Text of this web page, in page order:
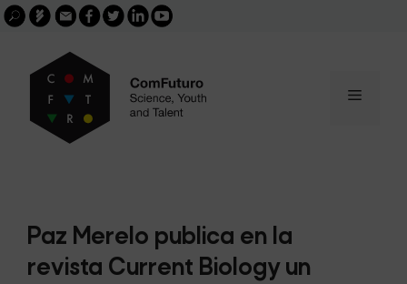
Skip
to
content
buscar
Search
for:
FGCSICEmailfacebook
twitterlinkedinyoutube
Menu
Paz Merelo publica en la
revista Current Biology un